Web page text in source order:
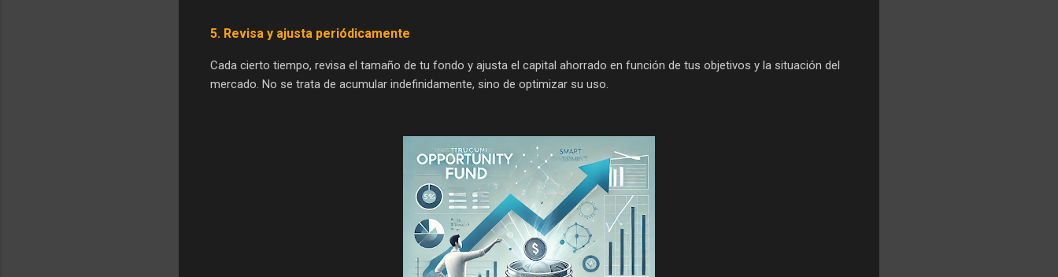
5. Revisa y ajusta periódicamente
Cada cierto tiempo, revisa el tamaño de tu fondo y ajusta el capital ahorrado en función de tus objetivos y la situación del
mercado. No se trata de acumular indefinidamente, sino de optimizar su uso.